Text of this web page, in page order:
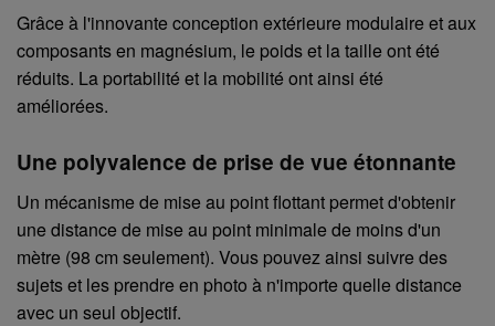
Grâce à l'innovante conception extérieure modulaire et aux
composants en magnésium, le poids et la taille ont été
réduits. La portabilité et la mobilité ont ainsi été
améliorées.
Une polyvalence de prise de vue étonnante
Un mécanisme de mise au point flottant permet d'obtenir
une distance de mise au point minimale de moins d'un
mètre (98 cm seulement). Vous pouvez ainsi suivre des
sujets et les prendre en photo à n'importe quelle distance
avec un seul objectif.